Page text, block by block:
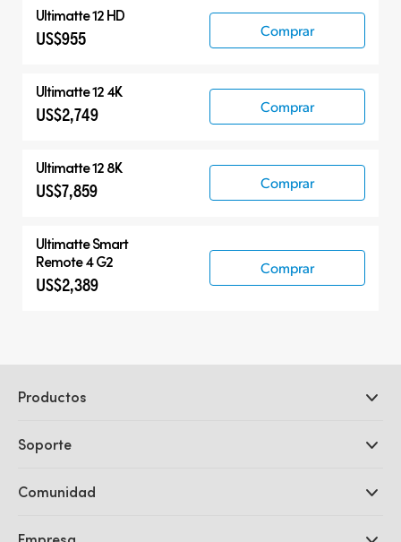
Ultimatte 12 HD
US$955 Comprar
Ultimatte 12 4K
US$2,749 Comprar
Ultimatte 12 8K
US$7,859 Comprar
Ultimatte Smart
Remote 4 G2
US$2,389
Comprar
Productos
DaVinci Resolve y Fusion
Ultimatte
Captura y reproducción
Soporte
Centro de soporte técnico
Comunidad